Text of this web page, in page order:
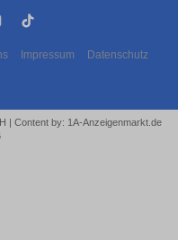
Impressum Datenschutz
| Content by: 1A-Anzeigenmarkt.de